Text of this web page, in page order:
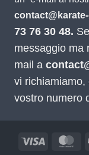
73 76 30 48.
messaggio ma
mail a
vi richiamiamo,
vostro numero
Visa